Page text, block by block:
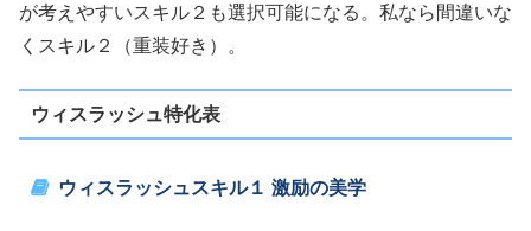
が考えやすいスキル２も選択可能になる。私なら間違いな
くスキル２（重装好き）。
ウィスラッシュ特化表
ウィスラッシュスキル１ 激励の美学